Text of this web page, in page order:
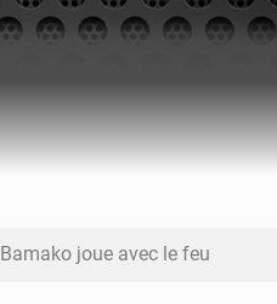
Bamako joue avec le feu